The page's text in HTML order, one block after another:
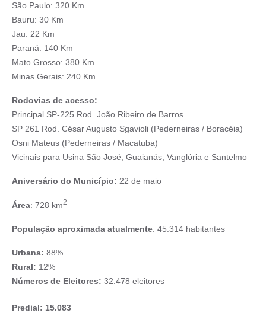
São Paulo: 320 Km
Bauru: 30 Km
Jau: 22 Km
Paraná: 140 Km
Mato Grosso: 380 Km
Minas Gerais: 240 Km
Rodovias de acesso:
Principal SP-225 Rod. João Ribeiro de Barros.
SP 261 Rod. César Augusto Sgavioli (Pederneiras / Boracéia)
Osni Mateus (Pederneiras / Macatuba)
Vicinais para Usina São José, Guaianás, Vanglória e Santelmo
Aniversário do Município: 22 de maio
Área: 728 km2
População aproximada atualmente: 45.314 habitantes
Urbana: 88%
Rural: 12%
Números de Eleitores: 32.478 eleitores
Predial: 15.083